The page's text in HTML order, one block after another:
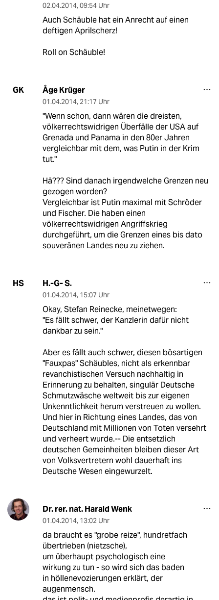
02.04.2014, 09:54 Uhr
Auch Schäuble hat ein Anrecht auf einen
deftigen Aprilscherz!
Roll on Schäuble!
GK Åge Krüger
01.04.2014, 21:17 Uhr
"Wenn schon, dann wären die dreisten,
völkerrechtswidrigen Überfälle der USA auf
Grenada und Panama in den 80er Jahren
vergleichbar mit dem, was Putin in der Krim
tut."
Hä??? Sind danach irgendwelche Grenzen neu
gezogen worden?
Vergleichbar ist Putin maximal mit Schröder
und Fischer. Die haben einen
völkerrechtswidrigen Angriffskrieg
durchgeführt, um die Grenzen eines bis dato
souveränen Landes neu zu ziehen.
HS H.-G- S.
01.04.2014, 15:07 Uhr
Okay, Stefan Reinecke, meinetwegen:
"Es fällt schwer, der Kanzlerin dafür nicht
dankbar zu sein."
Aber es fällt auch schwer, diesen bösartigen
"Fauxpas" Schäubles, nicht als erkennbar
revanchistischen Versuch nachhaltig in
Erinnerung zu behalten, singulär Deutsche
Schmutzwäsche weltweit bis zur eigenen
Unkenntlichkeit herum verstreuen zu wollen.
Und hier in Richtung eines Landes, das von
Deutschland mit Millionen von Toten versehrt
und verheert wurde.-- Die entsetzlich
deutschen Gemeinheiten bleiben dieser Art
von Volksvertretern wohl dauerhaft ins
Deutsche Wesen eingewurzelt.
Dr. rer. nat. Harald Wenk
01.04.2014, 13:02 Uhr
da braucht es "grobe reize", hundretfach
übertrieben (nietzsche),
um überhaupt psychologisch eine
wirkung zu tun - so wird sich das baden
in höllenevozierungen erklärt, der
augenmensch.